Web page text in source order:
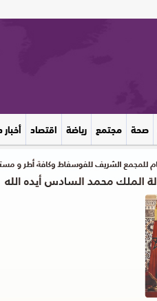
صحة مجتمع رياضة اقتصاد